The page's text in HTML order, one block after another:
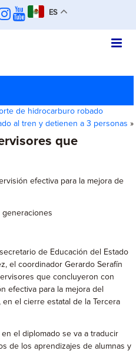
ES
de hidrocarburo robado
al tren y detienen a 3 personas »
que
efectiva para la mejora de
generaciones
de Educación del Estado
el coordinador Gerardo Serafín
que concluyeron con
efectiva para la mejora del
el cierre estatal de la Tercera
el diplomado se va a traducir
de los aprendizajes de alumnas y